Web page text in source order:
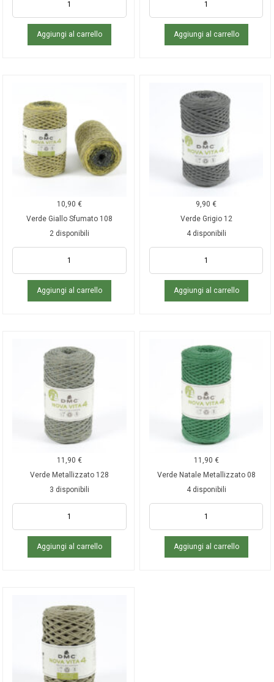
Aggiungi al carrello Aggiungi al carrello
10,90 €
Verde Giallo Sfumato 108
2 disponibili
Aggiungi al carrello
9,90€
Verde Grigio 12
4 disponibili
Aggiungi al carrello
11,90 €
Verde Metallizzato 128
3 disponibili
Aggiungi al carrello
11,90 €
Verde Natale Metallizzato 08
4 disponibili
Aggiungi al carrello